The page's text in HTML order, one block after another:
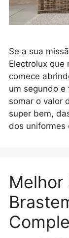
Se a sua
Electrolux que
comece
um segundo e
somar o valor
super bem,
dos uniformes
Melhor